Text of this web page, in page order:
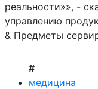
реальности»», -
управлению
& Предметы
#
медицина